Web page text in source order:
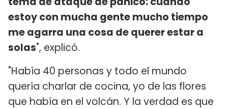
estoy con mucha gente mucho tiempo
me agarra una cosa de querer estar a
solas", explicó.
"Había 40 personas y todo el mundo
quería charlar de cocina, yo de las flores
que había en el volcán. Y la verdad es que